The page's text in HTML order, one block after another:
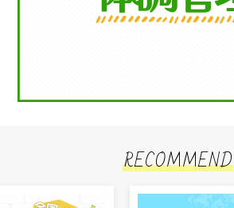
RECOMMEND